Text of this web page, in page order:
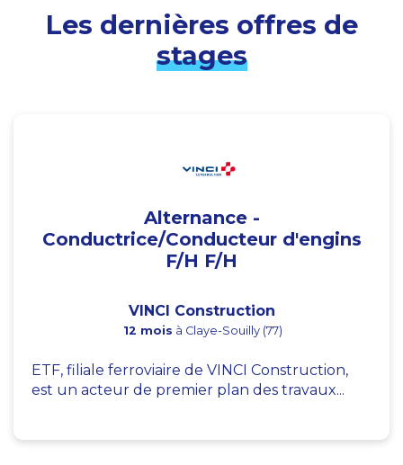
Les dernières offres de
stages
Alternance -
Conductrice/Conducteur d'engins
F/H F/H
VINCI Construction
12 mois à Claye-Souilly (77)
ETF, filiale ferroviaire de VINCI Construction,
est un acteur de premier plan des travaux...